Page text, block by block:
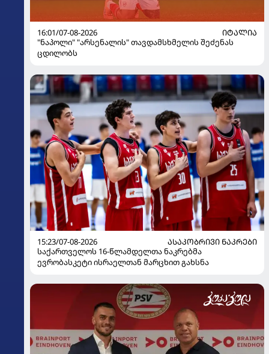
16:01/07-08-2026
ᲘᲢᲐᲚᲘᲐ
"ნაპოლი" "არსენალის" თავდამსხმელის შეძენას
ცდილობს
15:23/07-08-2026
ᲐᲡᲐᲙᲝᲑᲠᲘᲕᲘ ᲜᲐᲙᲠᲔᲑᲘ
საქართველოს 16-წლამდელთა ნაკრებმა
ევრობასკეტი ისრაელთან მარცხით გახსნა